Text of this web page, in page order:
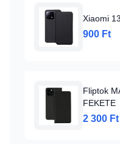
Xiaomi
900 Ft
Fliptok
FEKETE
2 300 Ft